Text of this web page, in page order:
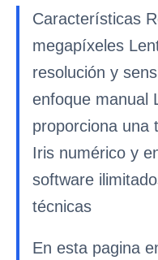
Características
megapíxeles
resolución y
enfoque manual
proporciona una
Iris numérico y
software
técnicas
En esta pagina